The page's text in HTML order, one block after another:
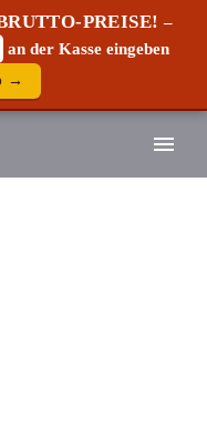
PREISE! –
an der Kasse eingeben
→